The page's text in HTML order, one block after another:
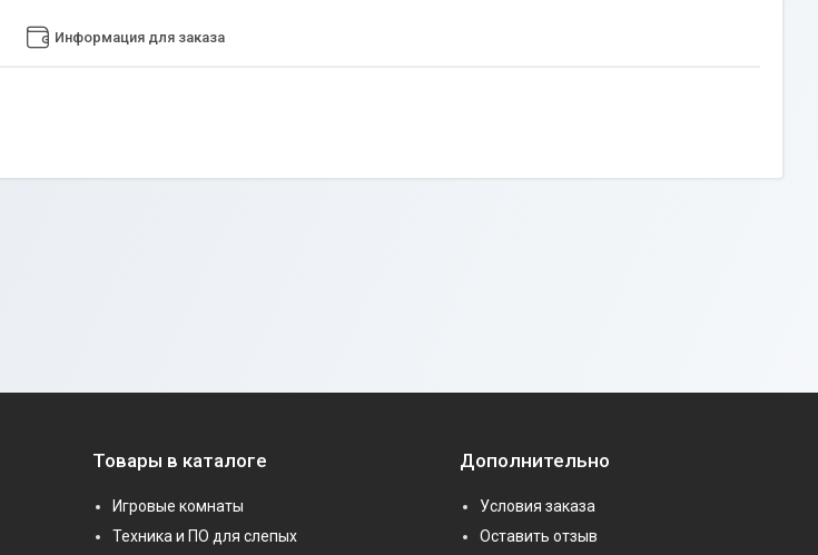
Информация для заказа
Товары в каталоге
Игровые комнаты
Техника и ПО для слепых
Дополнительно
Условия заказа
Оставить отзыв